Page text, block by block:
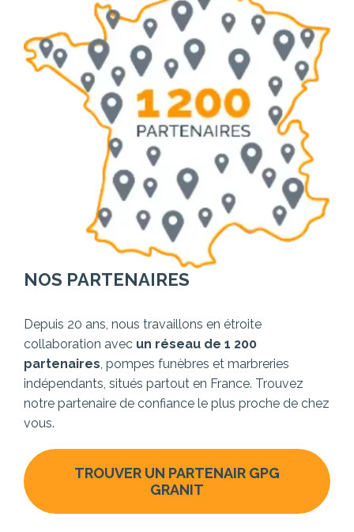
NOS PARTENAIRES
Depuis 20 ans, nous travaillons en étroite
collaboration avec un réseau de 1 200
partenaires, pompes funèbres et marbreries
indépendants, situés partout en France. Trouvez
notre partenaire de confiance le plus proche de chez
vous.
TROUVER UN PARTENAIR GPG
GRANIT